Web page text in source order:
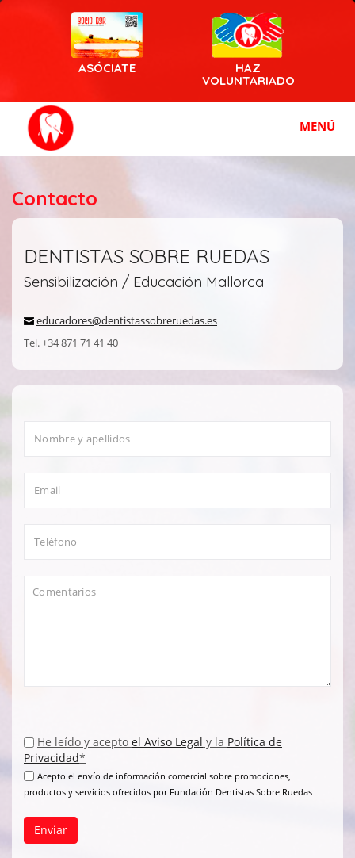
ASÓCIATE
HAZ
VOLUNTARIADO
MENÚ
Contacto
DENTISTAS SOBRE RUEDAS
Sensibilización / Educación Mallorca
educadores@dentistassobreruedas.es
Tel. +34 871 71 41 40
He leído y acepto el Aviso Legal y la Política de
Privacidad*
Acepto el envío de información comercial sobre promociones,
productos y servicios ofrecidos por Fundación Dentistas Sobre Ruedas
Enviar